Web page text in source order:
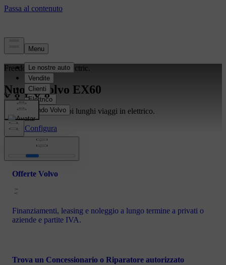
Freedom to move. Electric.
Nuova Volvo EX60
Piena libertà per i tuoi lunghi viaggi in elettrico.
Scopri Configura
Offerte Volvo
Finanziamenti, leasing e noleggio a lungo termine a privati o
aziende e partite IVA.
Trova un Concessionario o Riparatore autorizzato